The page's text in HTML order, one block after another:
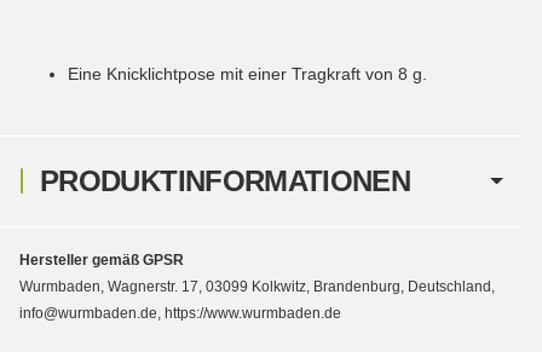
PRODUKTINFORMATIONEN
Eine Knicklichtpose mit einer Tragkraft von 8 g.
Hersteller gemäß GPSR
Wurmbaden, Wagnerstr. 17, 03099 Kolkwitz, Brandenburg, Deutschland,
info@wurmbaden.de, https://www.wurmbaden.de